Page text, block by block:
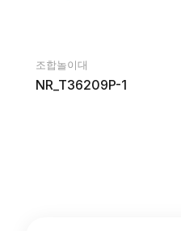
조합놀이대
NR_T36209P-1